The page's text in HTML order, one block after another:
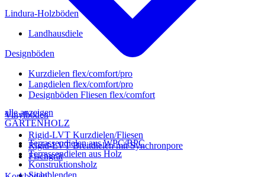
alle anzeigen
GARTENHOLZ
Terrassendielen aus WPC/BPC
Terrassendielen aus Holz
Konstruktionsholz
Sichtblenden
Lindura-Holzböden
Landhausdiele
Designböden
Kurzdielen flex/comfort/pro
Langdielen flex/comfort/pro
Designböden Fliesen flex/comfort
Vinylböden
Rigid-LVT Kurzdielen/Fliesen
Rigid-LVT Breitdielen mit Synchronpore
Fischgrät